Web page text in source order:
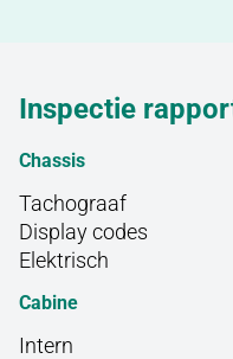
Inspectie
Chassis
Tachograaf
Display codes
Elektrisch
Cabine
Intern